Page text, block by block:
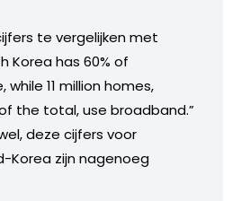
te vergelijken met
Korea has 60% of
while 11 million homes,
the total, use broadband.”
deze cijfers voor
Korea zijn nagenoeg